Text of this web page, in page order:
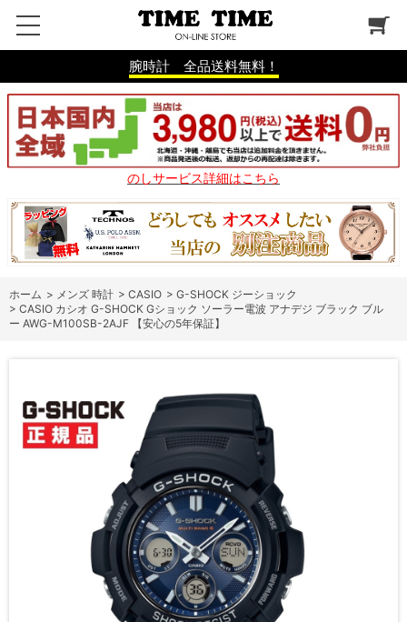
腕時計 全品送料無料！
のしサービス詳細はこちら
ホーム > メンズ 時計 > CASIO > G-SHOCK ジーショック
> CASIO カシオ G-SHOCK Gショック ソーラー電波 アナデジ ブラック ブル
ー AWG-M100SB-2AJF 【安心の5年保証】